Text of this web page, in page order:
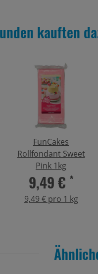
kauften
FunCakes
Rollfondant Sweet
Pink 1kg
9,49 € *
9,49 € pro 1 kg